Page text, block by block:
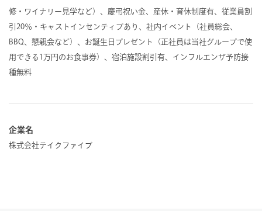
修・ワイナリー見学など）、慶弔祝い金、産休・育休制度有、従業員割
引20％・キャストインセンティブあり、社内イベント（社員総会、
BBQ、懇親会など）、お誕生日プレゼント（正社員は当社グループで使
用できる1万円のお食事券）、宿泊施設割引有、インフルエンザ予防接
種無料
企業名
株式会社テイクファイブ